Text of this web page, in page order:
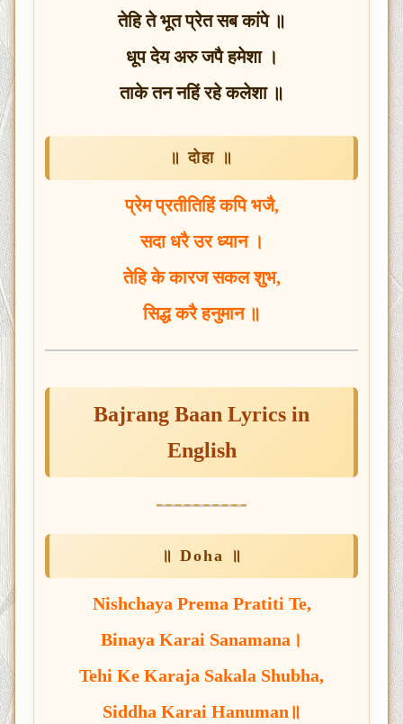
तेहि ते भूत प्रेत सब कांपे ॥
धूप देय अरु जपै हमेशा ।
ताके तन नहिं रहे कलेशा ॥
॥ दोहा ॥
प्रेम प्रतीतिहिं कपि भजै,
सदा धरै उर ध्यान ।
तेहि के कारज सकल शुभ,
सिद्ध करै हनुमान ॥
Bajrang Baan Lyrics in
English
॥ Doha ॥
Nishchaya Prema Pratiti Te,
Binaya Karai Sanamana।
Tehi Ke Karaja Sakala Shubha,
Siddha Karai Hanuman॥